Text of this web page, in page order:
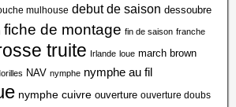
mulhouse debut de saison dessoubre
fiche de montage fin de saison franche
truite Irlande loue march brown
NAV nymphe nymphe au fil
nymphe cuivre ouverture ouverture doubs